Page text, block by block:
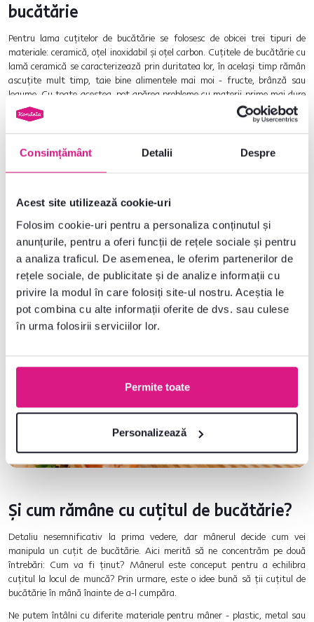
Consimțământ Detalii Despre
Acest site utilizează cookie-uri
Folosim cookie-uri pentru a personaliza conținutul și
anunțurile, pentru a oferi funcții de rețele sociale și pentru
a analiza traficul. De asemenea, le oferim partenerilor de
rețele sociale, de publicitate și de analize informații cu
privire la modul în care folosiți site-ul nostru. Aceștia le
pot combina cu alte informații oferite de dvs. sau culese
în urma folosirii serviciilor lor.
Permite toate
Personalizează
bucătărie
Pentru lama cuțitelor de bucătărie se folosesc de obicei trei tipuri de
materiale: ceramică, oțel inoxidabil și oțel carbon. Cuțitele de bucătărie cu
lamă ceramică se caracterizează prin duritatea lor, în același timp rămân
ascuțite mult timp, taie bine alimentele mai moi - fructe, brânză sau
legume. Cu toate acestea, pot apărea probleme cu materii prime mai dure
fiindcă lamele ceramice sunt predispuse la rupere.
Care este diferența dintre oțelul inoxidabil și oțelul carbon la cuțitele de
ușor, dar în același timp se tocește mai repede. Prin urmare, este mai
dificil de întreținut și coroziunea este, de asemenea, posibilă.
Cel mai potrivit material pentru cuțitele de bucătărie de uz casnic pare a
fi un clasic dovedit: oțelul inoxidabil. Material cu întreținere redusă, ușor
de șlefuit acasă, rezistent la coroziune și deteriorare. Este suficient de
flexibil, iar atunci când dai peste un os atunci când tai carnea, sigur nu se
Și cum rămâne cu cuțitul de bucătărie?
Detaliu nesemnificativ la prima vedere, dar mânerul decide cum vei
manipula un cuțit de bucătărie. Aici merită să ne concentrăm pe două
întrebări: Cum va fi ținut? Mânerul este conceput pentru a echilibra
cuțitul la locul de muncă? Prin urmare, este o idee bună să ții cuțitul de
bucătărie în mână înainte de a-l cumpăra.
Ne putem întâlni cu diferite materiale pentru mâner - plastic, metal sau